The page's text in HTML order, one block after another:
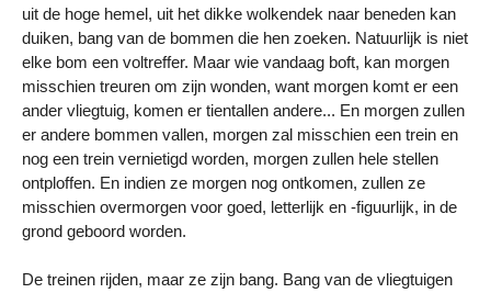
uit de hoge hemel, uit het dikke wolkendek naar beneden kan
duiken, bang van de bommen die hen zoeken. Natuurlijk is niet
elke bom een voltreffer. Maar wie vandaag boft, kan morgen
misschien treuren om zijn wonden, want morgen komt er een
ander vliegtuig, komen er tientallen andere... En morgen zullen
er andere bommen vallen, morgen zal misschien een trein en
nog een trein vernietigd worden, morgen zullen hele stellen
ontploffen. En indien ze morgen nog ontkomen, zullen ze
misschien overmorgen voor goed, letterlijk en -figuurlijk, in de
grond geboord worden.
De treinen rijden, maar ze zijn bang. Bang van de vliegtuigen